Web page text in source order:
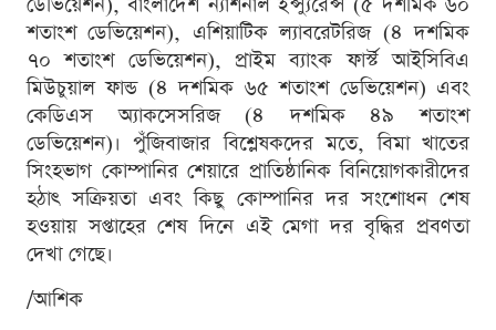
শতাংশ ডেভিয়েশন), এশিয়াটিক ল্যাবরেটরিজ (৪ দশমিক
৭০ শতাংশ ডেভিয়েশন), প্রাইম ব্যাংক ফার্স্ট আইসিবিএ
মিউচুয়াল ফান্ড (৪ দশমিক ৬৫ শতাংশ ডেভিয়েশন) এবং
কেডিএস অ্যাকসেসরিজ (৪ দশমিক ৪৯ শতাংশ
ডেভিয়েশন)। পুঁজিবাজার বিশ্লেষকদের মতে, বিমা খাতের
সিংহভাগ কোম্পানির শেয়ারে প্রাতিষ্ঠানিক বিনিয়োগকারীদের
হঠাৎ সক্রিয়তা এবং কিছু কোম্পানির দর সংশোধন শেষ
হওয়ায় সপ্তাহের শেষ দিনে এই মেগা দর বৃদ্ধির প্রবণতা
দেখা গেছে।
/আশিক